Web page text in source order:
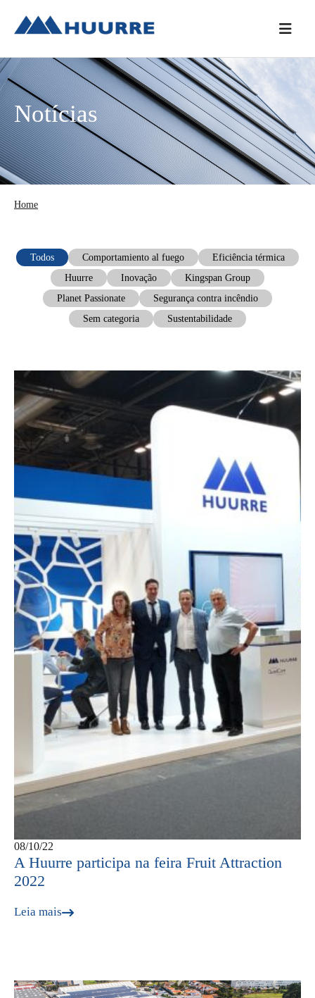
para
menu
principal
content
para
barra
lateral
principal
Notícias
Home
Todos Comportamiento al fuego
Eficiência térmica
Huurre
Inovação
Kingspan Group
Planet Passionate
Segurança contra incêndio
Sem categoria
Sustentabilidade
08/10/22
A Huurre participa na feira Fruit Attraction
2022
Leia mais